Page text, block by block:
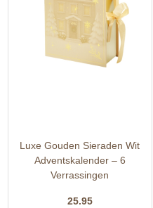
Luxe Gouden Sieraden Wit
Adventskalender – 6
Verrassingen
25.95